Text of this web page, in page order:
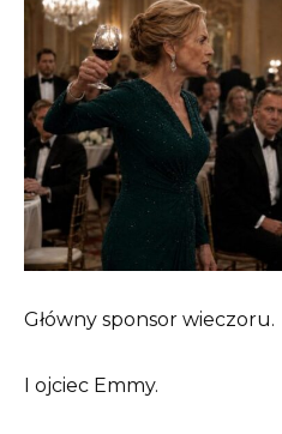
Główny sponsor wieczoru.
I ojciec Emmy.